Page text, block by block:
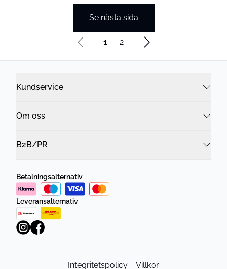
Se nästa sida
1 2
Kundservice
Om oss
B2B/PR
Betalningsalternativ
Leveransalternativ
Integritetspolicy Villkor